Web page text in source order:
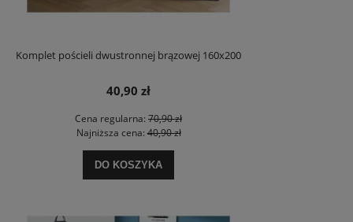
Komplet pościeli dwustronnej brązowej 160x200
40,90 zł
Cena regularna: 70,90 zł
Najniższa cena:40,90 zł
DO KOSZYKA